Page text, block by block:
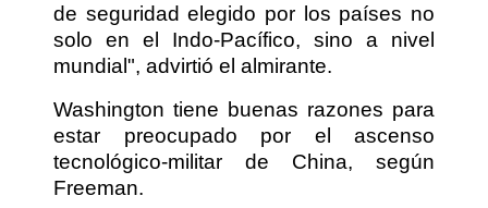
de seguridad elegido por los países no
solo en el Indo-Pacífico, sino a nivel
mundial", advirtió el almirante.
Washington tiene buenas razones para
estar preocupado por el ascenso
tecnológico-militar de China, según
Freeman.